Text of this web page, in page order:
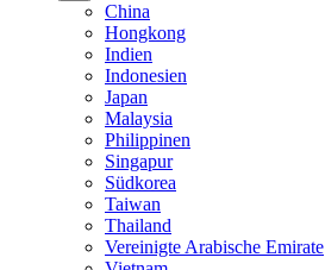
China
Hongkong
Indien
Indonesien
Japan
Malaysia
Philippinen
Singapur
Südkorea
Taiwan
Thailand
Vereinigte Arabische Emirate